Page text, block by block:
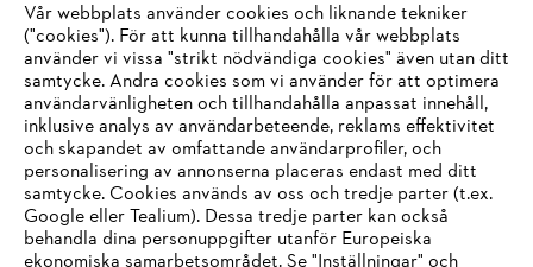
Företaget
STIHL FAQ
Vår webbplats använder cookies och liknande tekniker
("cookies"). För att kunna tillhandahålla vår webbplats
använder vi vissa "strikt nödvändiga cookies" även utan ditt
samtycke. Andra cookies som vi använder för att optimera
användarvänligheten och tillhandahålla anpassat innehåll,
inklusive analys av användarbeteende, reklams effektivitet
och skapandet av omfattande användarprofiler, och
personalisering av annonserna placeras endast med ditt
samtycke. Cookies används av oss och tredje parter (t.ex.
Google eller Tealium). Dessa tredje parter kan också
behandla dina personuppgifter utanför Europeiska